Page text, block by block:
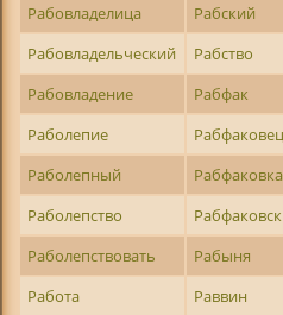
Рабовладелица
Рабский
Рабовладельческий
Рабство
Рабовладение
Рабфак
Раболепие
Рабфаковец
Раболепный
Рабфаковка
Раболепство
Раболепствовать
Рабыня
Работа
Раввин